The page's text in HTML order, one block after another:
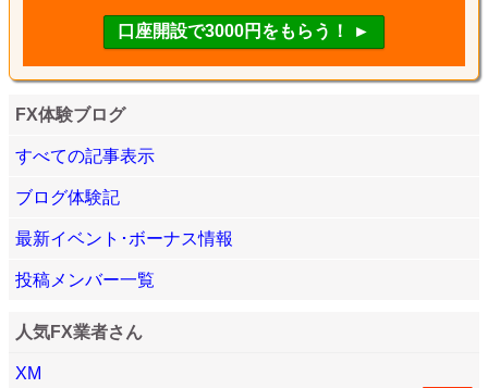
FX体験ブログ
すべての記事表示
ブログ体験記
最新イベント･ボーナス情報
投稿メンバー一覧
人気FX業者さん
XM